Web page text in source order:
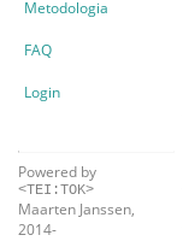
Metodologia
FAQ
Login
Powered by
<TEI:TOK>
Maarten Janssen,
2014-